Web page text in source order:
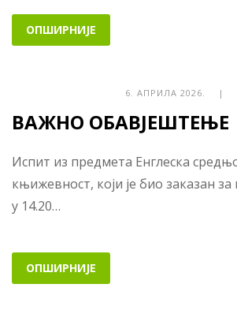
ОПШИРНИЈЕ
6. АПРИЛА 2026. |
ВАЖНО ОБАВЈЕШТЕЊЕ
Испит из предмета Енглеска
књижевност, који је био заказан
у 14.20…
ОПШИРНИЈЕ